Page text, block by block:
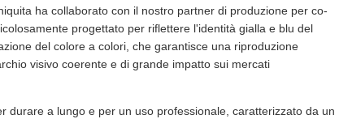
ha collaborato con il nostro partner di produzione per co-
progettato per riflettere l'identità gialla e blu del
del colore a colori, che garantisce una riproduzione
visivo coerente e di grande impatto sui mercati
a lungo e per un uso professionale, caratterizzato da un